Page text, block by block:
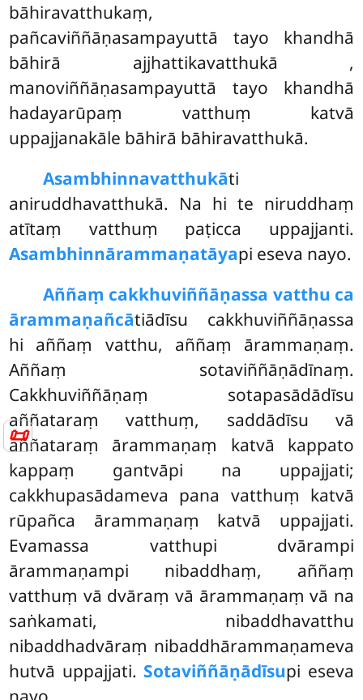
📜
bāhiravatthukaṃ,
pañcaviññāṇasampayuttā tayo khandhā
bāhirā ajjhattikavatthukā ,
manoviññāṇasampayuttā tayo khandhā
hadayarūpaṃ vatthuṃ katvā
uppajjanakāle bāhirā bāhiravatthukā.
Asambhinnavatthukāti
aniruddhavatthukā. Na hi te niruddhaṃ
atītaṃ vatthuṃ paṭicca uppajjanti.
Asambhinnārammaṇatāyapi eseva nayo.
Aññaṃ cakkhuviññāṇassa vatthu ca
ārammaṇañcātiādīsu cakkhuviññāṇassa
hi aññaṃ vatthu, aññaṃ ārammaṇaṃ.
Aññaṃ sotaviññāṇādīnaṃ.
Cakkhuviññāṇaṃ sotapasādādīsu
aññataraṃ vatthuṃ, saddādīsu vā
aññataraṃ ārammaṇaṃ katvā kappato
kappaṃ gantvāpi na uppajjati;
cakkhupasādameva pana vatthuṃ katvā
rūpañca ārammaṇaṃ katvā uppajjati.
Evamassa vatthupi dvārampi
ārammaṇampi nibaddhaṃ, aññaṃ
vatthuṃ vā dvāraṃ vā ārammaṇaṃ vā na
saṅkamati, nibaddhavatthu
nibaddhadvāraṃ nibaddhārammaṇameva
hutvā uppajjati. Sotaviññāṇādīsupi eseva